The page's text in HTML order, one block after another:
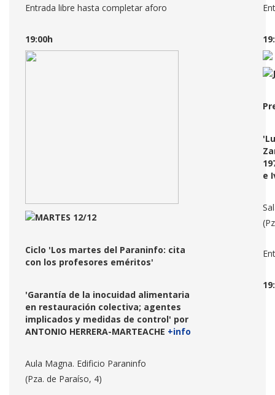
Entrada libre hasta completar aforo
19:00h
MARTES 12/12
Ciclo 'Los martes del Paraninfo: cita
con los profesores eméritos'
'Garantía de la inocuidad alimentaria
en restauración colectiva; agentes
implicados y medidas de control' por
ANTONIO HERRERA-MARTEACHE +info
Aula Magna. Edificio Paraninfo
(Pza. de Paraíso, 4)
e